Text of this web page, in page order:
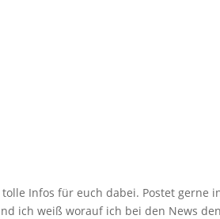
Infos für euch dabei. Postet
ich weiß worauf ich bei den News